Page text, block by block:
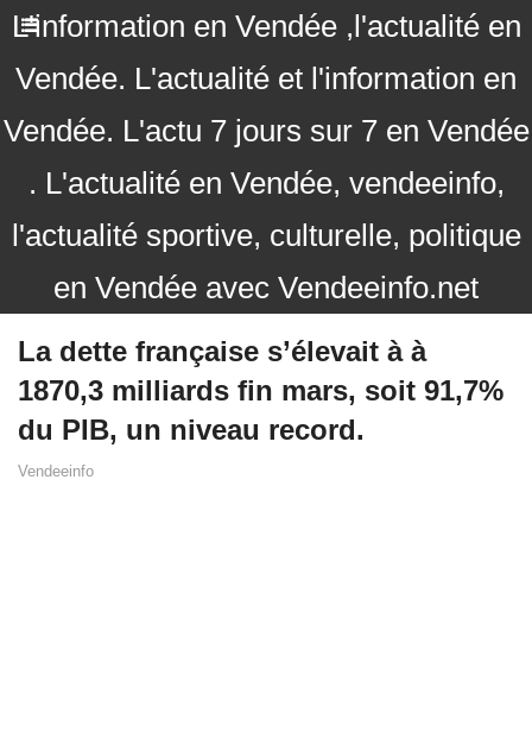
L'information en Vendée ,l'actualité en
Vendée. L'actualité et l'information en
Vendée. L'actu 7 jours sur 7 en Vendée
. L'actualité en Vendée, vendeeinfo,
l'actualité sportive, culturelle, politique
en Vendée avec Vendeeinfo.net
La dette française s’élevait à à
1870,3 milliards fin mars, soit 91,7%
du PIB, un niveau record.
Vendeeinfo